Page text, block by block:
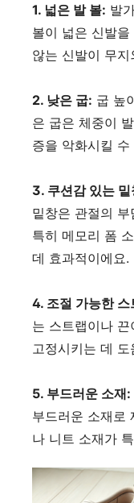
1. 넓은 발 볼: 발
볼이 넓은 신발
않는 신발이 무
2. 낮은 굽: 굽 높
은 굽은 체중이
증을 악화시킬 수
3. 쿠션감 있는 밑
밑창은 관절의
특히 메모리 폼
데 효과적이에요.
4. 조절 가능한 스
는 스트랩이나
고정시키는 데 도
5. 부드러운 소재:
부드러운 소재로
나 니트 소재가